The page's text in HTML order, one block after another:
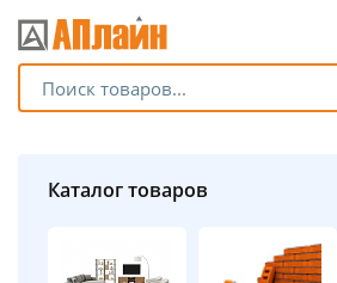
Каталог товаров
Разбейте
без переплат